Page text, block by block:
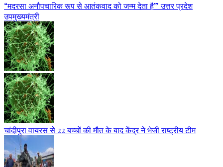
“मदरसा अनौपचारिक रूप से आतंकवाद को जन्म देता है” उत्तर प्रदेश
उपमुख्यमंत्री
चांदीपुरा वायरस से 22 बच्चों की मौत के बाद केंद्र ने भेजी राष्ट्रीय टीम